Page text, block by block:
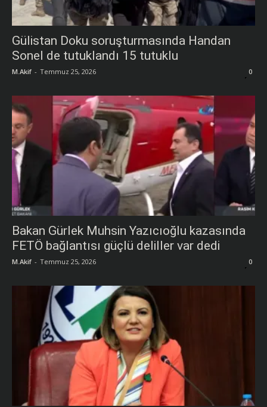
Gülistan Doku soruşturmasında Handan
Sonel de tutuklandı 15 tutuklu
M.Akif - Temmuz 25, 2026 0
Bakan Gürlek Muhsin Yazıcıoğlu kazasında
FETÖ bağlantısı güçlü deliller var dedi
M.Akif - Temmuz 25, 2026 0